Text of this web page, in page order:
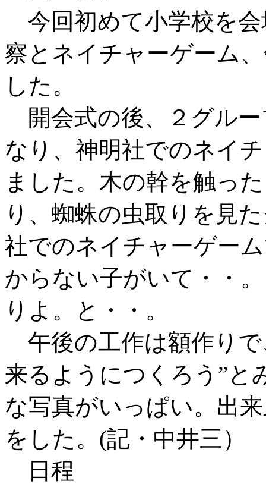
今回初めて小学校を
察とネイチャーゲーム
した。
開会式の後、２グル
なり、神明社でのネイ
ました。木の幹を触っ
り、蜘蛛の虫取りを見
社でのネイチャーゲー
からない子がいて・・
りよ。と・・。
午後の工作は額作りで
来るようにつくろう”と
な写真がいっぱい。出
をした。(記・中井三）
日程